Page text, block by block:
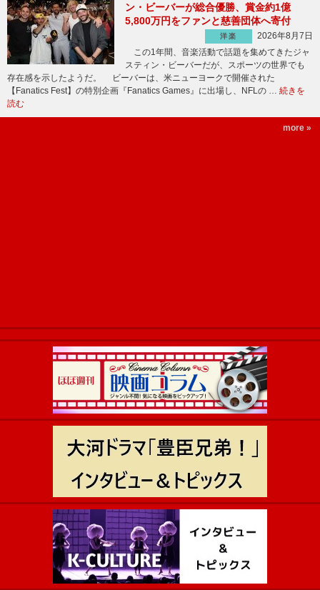
ン・ビーバーが総合優勝、賞金約1億
5,800万円をファンと慈善団体へ寄付
洋楽
2026年8月7日
この1年間、音楽活動で話題を集めてきたジャ
スティン・ビーバーだが、スポーツの世界でも
存在感を示したようだ。 ビーバーは、米ニューヨークで開催された
【Fanatics Fest】の特別企画『Fanatics Games』に出場し、NFLの … 続きを
読む
more »